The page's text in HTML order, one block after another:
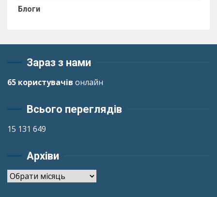
Блоги
Зараз з нами
65 користувачів онлайн
Всього переглядів
15 131 649
Архіви
Архіви